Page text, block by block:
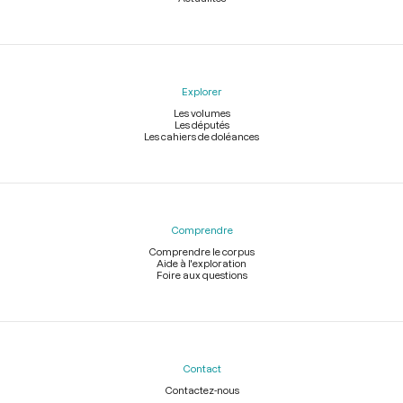
Explorer
Les volumes
Les députés
Les cahiers de doléances
Comprendre
Comprendre le corpus
Aide à l'exploration
Foire aux questions
Contact
Contactez-nous